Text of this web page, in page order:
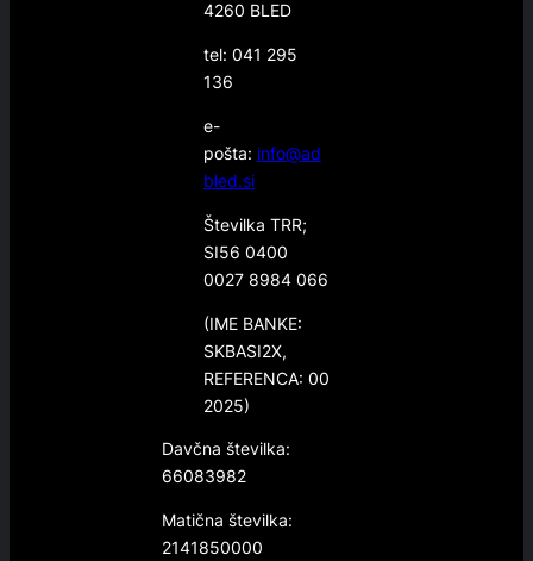
4260 BLED
tel: 041 295
136
e-
pošta: info@ad
bled.si
Številka TRR;
SI56 0400
0027 8984 066
(IME BANKE:
SKBASI2X,
REFERENCA: 00
2025)
Davčna številka:
66083982
Matična številka:
2141850000